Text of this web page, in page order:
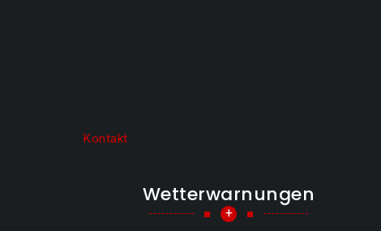
Kontakt
Wetterwarnungen
+